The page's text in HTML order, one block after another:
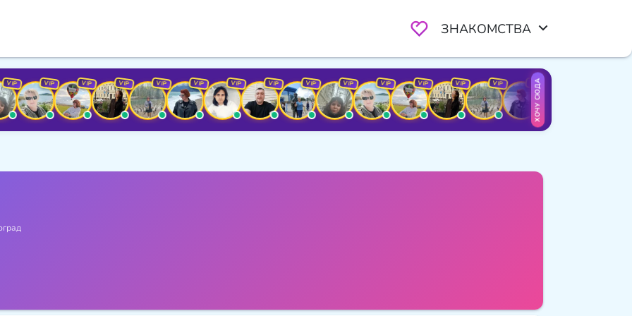
ЗНАКОМСТВА
VIP VIP VIP VIP VIP VIP VIP VIP VIP VIP VIP VIP VIP VIP VIP
ХОЧУ СЮДА